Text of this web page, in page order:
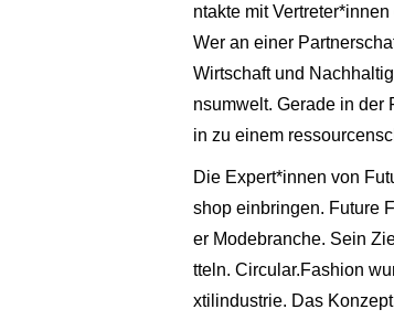
ntakte mit
Wer an einer
Wirtschaft und
nsumwelt. Gerade in der
in zu einem
Die Expert*innen von
shop einbringen. Future
er Modebranche. Sein
tteln. Circular.Fashion
xtilindustrie. Das